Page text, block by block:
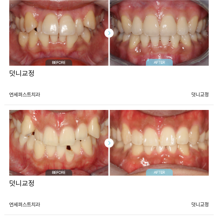
덧니교정
연세퍼스트치과 덧니교정
덧니교정
연세퍼스트치과 덧니교정